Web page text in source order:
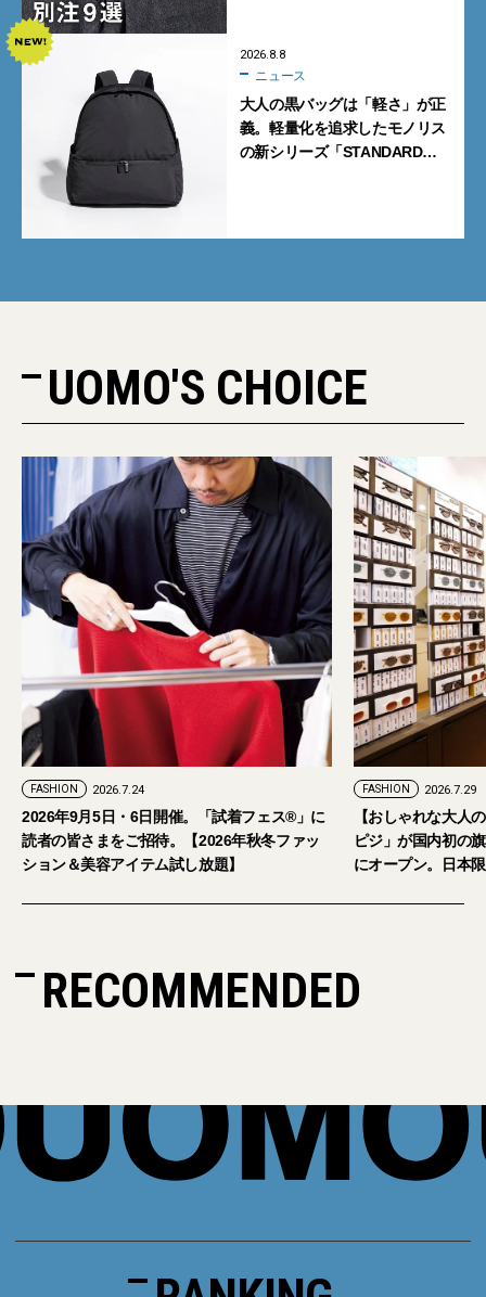
2026.8.8
ニュース
大人の黒バッグは「軽さ」が正
義。軽量化を追求したモノリス
の新シリーズ「STANDARD
UOMO'S CHOICE
試着フェス®︎」に
年秋冬ファッ
題】
【おしゃれな大人のアイウェア】パリ発「イジ
ピジ」が国内初の旗艦店をキャットストリート
にオープン。日本限定サングラスも登場
RECOMMENDED